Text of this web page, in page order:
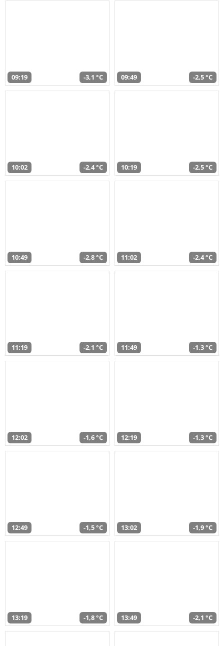
09:19 -3,1 °C 09:49 -2,5 °C
10:02 -2,4 °C 10:19 -2,5 °C
10:49 -2,8 °C 11:02 -2,4 °C
11:19 -2,1 °C 11:49 -1,3 °C
12:02 -1,6 °C 12:19 -1,3 °C
12:49 -1,5 °C 13:02 -1,9 °C
13:19 -1,8 °C 13:49 -2,1 °C